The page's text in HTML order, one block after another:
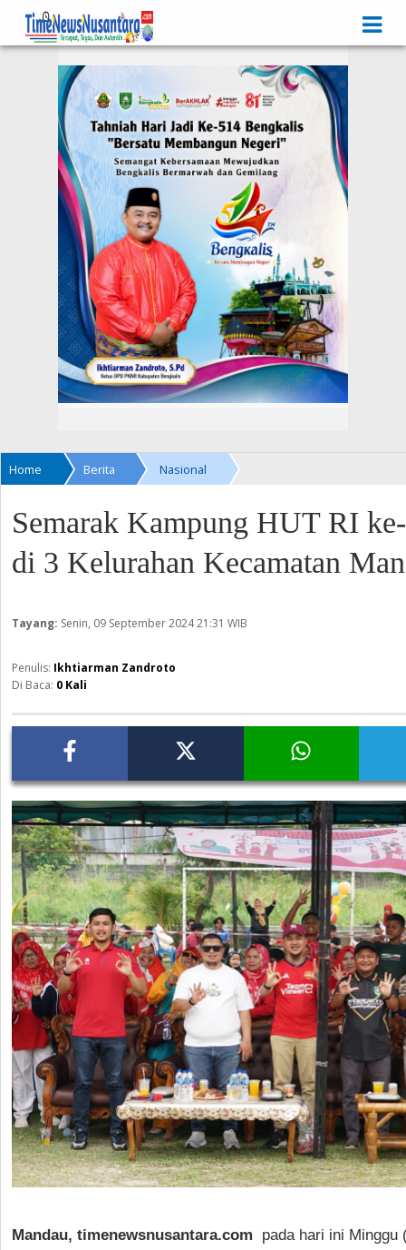
Iklan
Home Berita Nasional
Semarak Kampung HUT RI
di 3 Kelurahan Kecamatan
Tayang: Senin, 09 September 202421:31 WIB
Ikhtiarman Zandroto
Di Baca: 0 Kali
Mandau, timenewsnusantara.com
pada hari ini Minggu